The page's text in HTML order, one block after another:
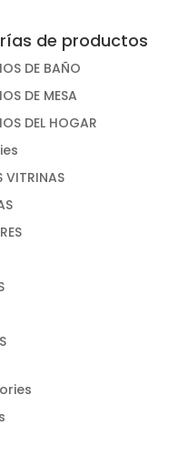
de productos
DE BAÑO
DE MESA
DEL HOGAR
VITRINAS